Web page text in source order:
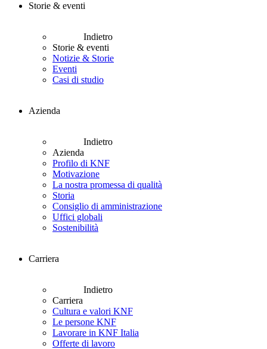
Storie & eventi
Indietro
Storie & eventi
Notizie & Storie
Eventi
Casi di studio
Azienda
Indietro
Azienda
Profilo di KNF
Motivazione
La nostra promessa di qualità
Storia
Consiglio di amministrazione
Uffici globali
Sostenibilità
Carriera
Indietro
Carriera
Cultura e valori KNF
Le persone KNF
Lavorare in KNF Italia
Offerte di lavoro